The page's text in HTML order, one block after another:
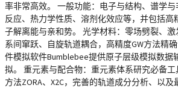
率非常高效。 一般功能：电子与结构、谱学
反应、热力学性质、溶剂化效应等，并包括高
子解离能与亲和势。 光学材料：零场劈裂、激
系间窜跃、自旋轨道耦合，高精度GW方法精确
件模拟软件Bumblebee提供原子层级模拟数据
拟。 重元素与配合物：重元素体系研究必备
方法ZORA、X2C，完善的轨道成分分析、以